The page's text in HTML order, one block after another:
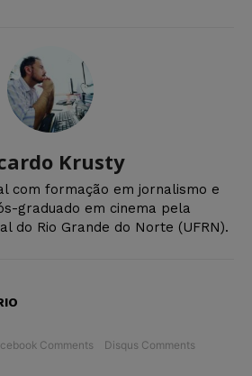
Krusty
com formação em jornalismo e
graduado em cinema pela
do Rio Grande do Norte (UFRN).
Comments Disqus Comments